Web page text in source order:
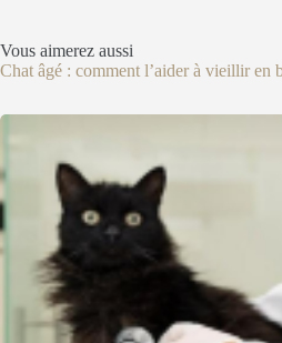
Vous aimerez aussi
Chat âgé : comment l’aider à vieillir en